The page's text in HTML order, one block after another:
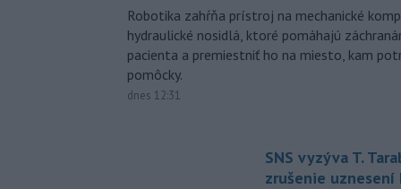
Robotika zahŕňa prístroj na mechanické
hydraulické nosidlá, ktoré pomáhajú
pacienta a premiestniť ho na miesto, kam
pomôcky.
dnes 12:31
SNS vyzýva T.
zrušenie uznesení